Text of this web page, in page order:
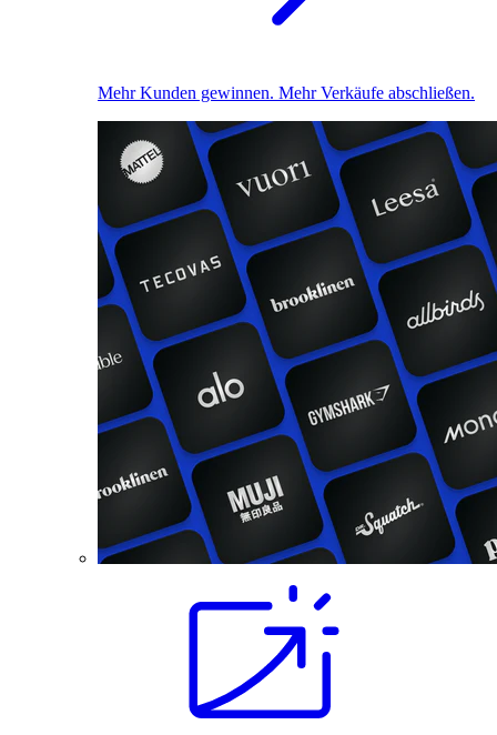
Mehr Kunden gewinnen. Mehr Verkäufe abschließen.